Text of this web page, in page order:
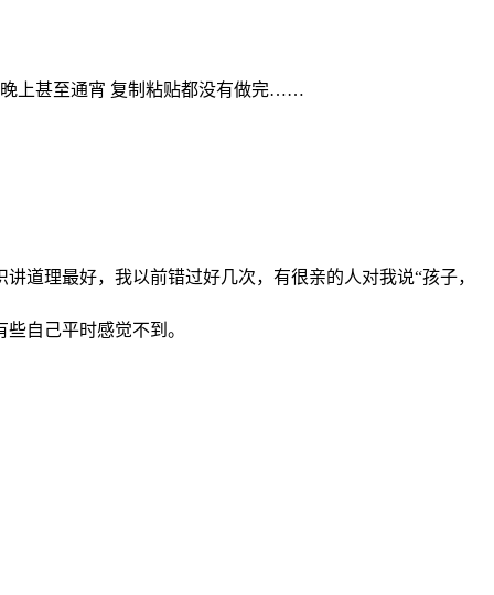
晚上甚至通宵 复制粘贴都没有做完……
道理最好，我以前错过好几次，有很亲的人对我说“孩子，
自己平时感觉不到。